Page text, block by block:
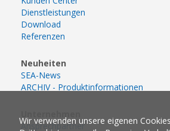
Dienstleistungen
Download
Referenzen
Neuheiten
SEA-News
ARCHIV - Produktinformationen
Ansprechpartner
Wir verwenden unsere eigenen